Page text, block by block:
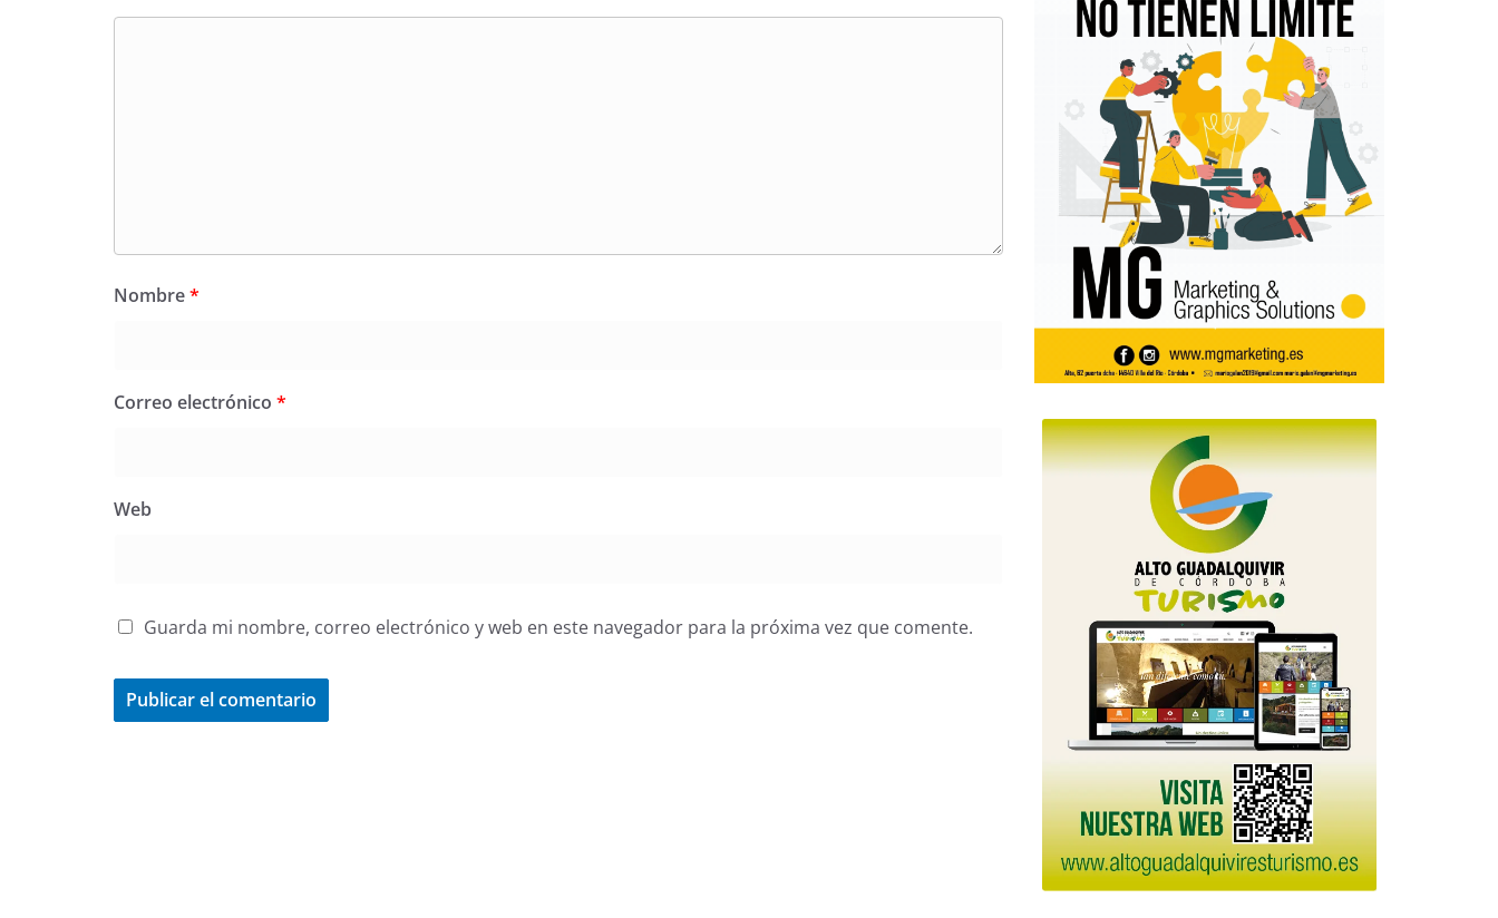
Nombre*
Correo electrónico *
Web
Guarda mi nombre, correo electrónico y web en este navegador para la próxima vez que comente.